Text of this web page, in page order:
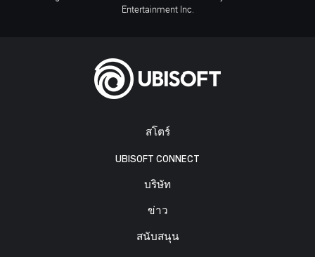
สโตร์
UBISOFT CONNECT
บริษัท
ข่าว
สนับสนุน
Entertainment Inc.